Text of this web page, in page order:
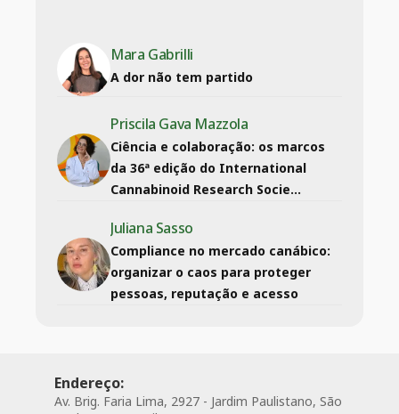
Mara Gabrilli
A dor não tem partido
Priscila Gava Mazzola
Ciência e colaboração: os marcos
da 36ª edição do International
Cannabinoid Research Socie...
Juliana Sasso
Compliance no mercado canábico:
organizar o caos para proteger
pessoas, reputação e acesso
Endereço:
Av. Brig. Faria Lima, 2927 - Jardim Paulistano, São